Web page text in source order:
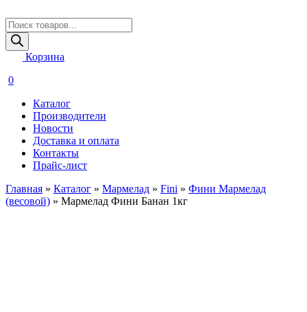
Поиск
товаров
Корзина
0
Каталог
Производители
Новости
Доставка и оплата
Контакты
Прайс-лист
Главная » Каталог » Мармелад » Fini » Фини Мармелад
(весовой) » Мармелад Фини Банан 1кг